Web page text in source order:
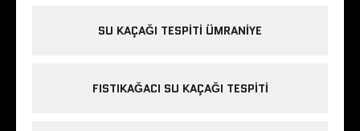
SU KAÇAĞI TESPITI ÜMRANIYE
FISTIKAĞACI SU KAÇAĞI TESPITI